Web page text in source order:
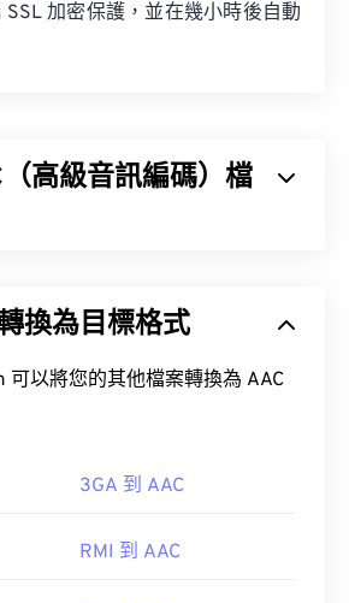
加密保護，並在幾小時後自動
高級音訊編碼）檔
網路串流媒體。它是 iOS、
換為目標格式
以將您的其他檔案轉換為 AAC
3GA 到 AAC
RMI 到 AAC